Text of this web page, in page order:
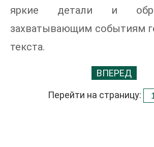
яркие детали и
захватывающим событиям
текста.
ВПЕРЕД
Перейти на страницу: